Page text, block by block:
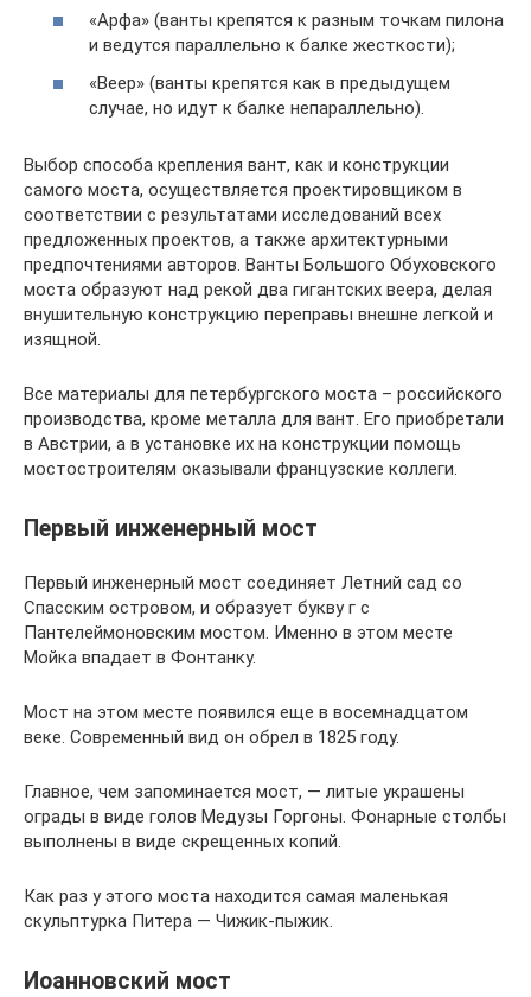
«Арфа» (ванты крепятся к разным точкам пилона
и ведутся параллельно к балке жесткости);
«Веер» (ванты крепятся как в предыдущем
случае, но идут к балке непараллельно).
Выбор способа крепления вант, как и конструкции
самого моста, осуществляется проектировщиком в
соответствии с результатами исследований всех
предложенных проектов, а также архитектурными
предпочтениями авторов. Ванты Большого Обуховского
моста образуют над рекой два гигантских веера, делая
внушительную конструкцию переправы внешне легкой и
изящной.
Все материалы для петербургского моста – российского
производства, кроме металла для вант. Его приобретали
в Австрии, а в установке их на конструкции помощь
мостостроителям оказывали французские коллеги.
Первый инженерный мост
Первый инженерный мост соединяет Летний сад со
Спасским островом, и образует букву г с
Пантелеймоновским мостом. Именно в этом месте
Мойка впадает в Фонтанку.
Мост на этом месте появился еще в восемнадцатом
веке. Современный вид он обрел в 1825 году.
Главное, чем запоминается мост, — литые украшены
ограды в виде голов Медузы Горгоны. Фонарные столбы
выполнены в виде скрещенных копий.
Как раз у этого моста находится самая маленькая
скульптурка Питера — Чижик-пыжик.
Иоанновский мост